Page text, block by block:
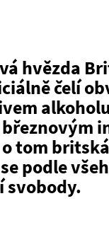
hvězda
čelí
tom
podle
svobody.